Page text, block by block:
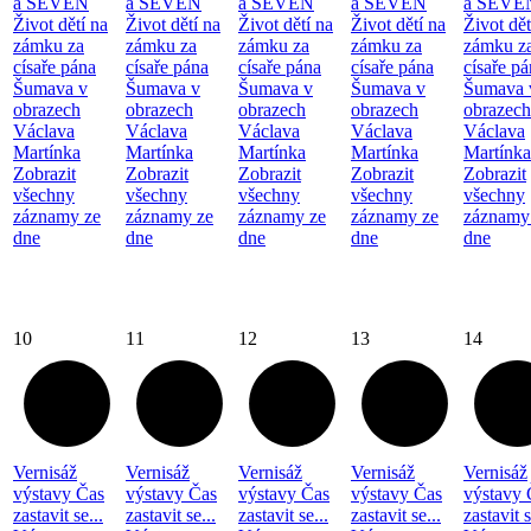
Život dětí na
zámku za
císaře pána
Šumava v
obrazech
Václava
Martínka
Zobrazit
všechny
záznamy ze
dne
Život dětí na
zámku za
císaře pána
Šumava v
obrazech
Václava
Martínka
Zobrazit
všechny
záznamy ze
dne
Život dětí na
zámku za
císaře pána
Šumava v
obrazech
Václava
Martínka
Zobrazit
všechny
záznamy ze
dne
Život dětí na
zámku za
císaře pána
Šumava v
obrazech
Václava
Martínka
Zobrazit
všechny
záznamy ze
dne
Život
zámku
císaře
Šumava
obrazech
Václava
Martínka
Zobrazit
všechny
dne
10
Vernisáž
výstavy Čas
zastavit se...
11
Vernisáž
výstavy Čas
zastavit se...
12
Vernisáž
výstavy Čas
zastavit se...
13
Vernisáž
výstavy Čas
zastavit se...
14
Vernisáž
výstavy
zastavit